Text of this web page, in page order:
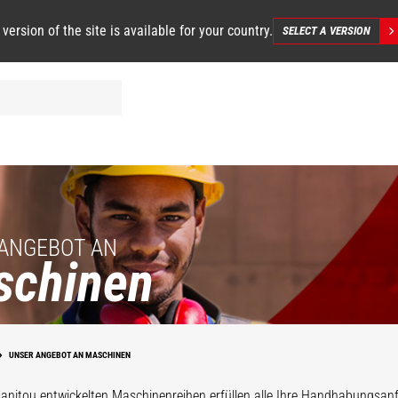
version of the site is available for your country. SELECT A VERSION
AN
UNSER ANGEBOT AN MASCHINENHubarbeitsbühnen